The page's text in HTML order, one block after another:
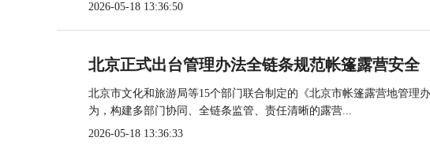
2026-05-18 13:36:50
北京正式出台管理办法全链条规范帐篷露营安全
北京市文化和旅游局等15个部门联合制定的《北京市帐篷露营地管理
为，构建多部门协同、全链条监管、责任清晰的露营...
2026-05-18 13:36:33